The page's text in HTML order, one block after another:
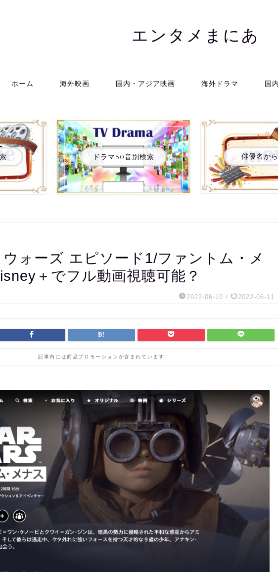
エンタメまにあ
ホーム 海外映画 国内・アジア映画 海外ドラマ 国
ドラマ50音別検索 俳優名か
ウォーズ エピソード1/ファントム・メ
＋でフル動画視聴可能？
2022-06-10 / 2022-06-11
記事内には商品プロモーションが含まれています